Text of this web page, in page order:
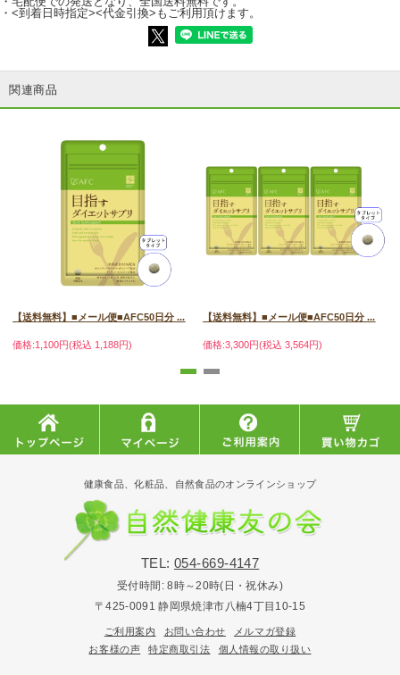
・<到着日時指定><代金引換>もご利用頂けます。
関連商品
【送料無料】■メール便■AFC50日分 ...
価格:1,100円(税込 1,188円)
【送料無料】■メール便■AFC50日分 ...
価格:3,300円(税込 3,564円)
健康食品、化粧品、自然食品のオンラインショップ
TEL: 054-669-4147
受付時間:8時～20時(日・祝休み)
〒425-0091 静岡県焼津市八楠4丁目10-15
ご利用案内 お問い合わせ
メルマガ登録
お客様の声
特定商取引法 個人情報の取り扱い